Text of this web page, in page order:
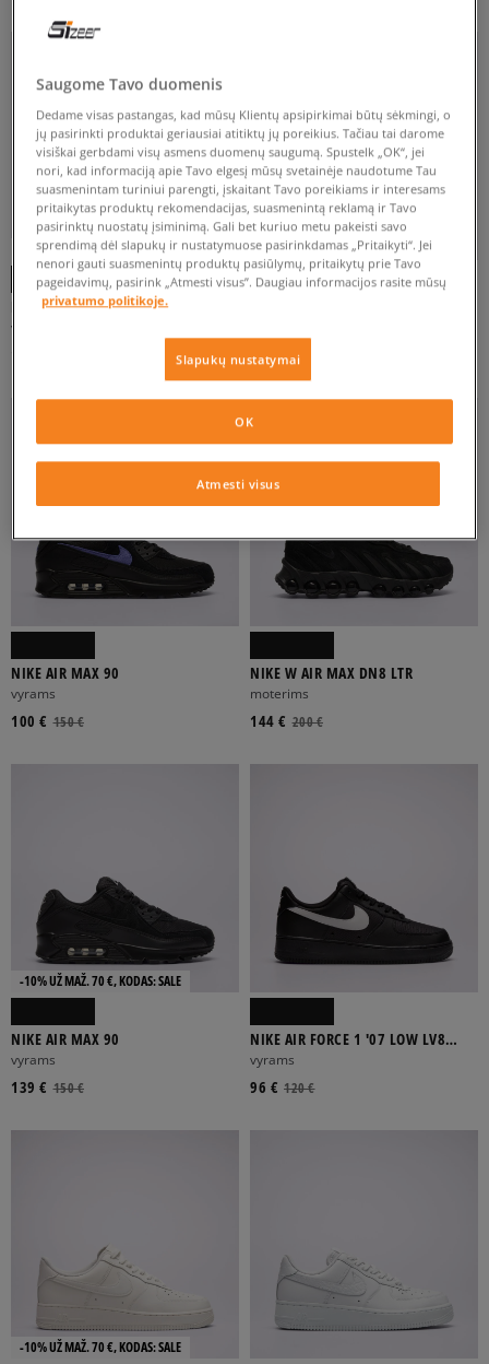
-10% UŽ MAŽ. 70 €, KODAS: SALE
NIKE AIR FORCE 1 '07 LOW ESS 3X
vyrams
-10% UŽ MAŽ. 70 €, KODAS: SALE
120 €
94 €
NIKE AIR MAX 90
vyrams
150 €
100 €
NIKE W AIR MAX DN8 LTR
moterims
200 €
144 €
-10% UŽ MAŽ. 70 €, KODAS: SALE
NIKE AIR MAX 90
vyrams
150 €
139 €
NIKE AIR FORCE 1 '07 LOW LV8
TECH
vyrams
120 €
96 €
-10% UŽ MAŽ. 70 €, KODAS: SALE
Saugome Tavo duomenis
Dedame visas pastangas, kad mūsų Klientų apsipirkimai būtų sėkmingi, o
jų pasirinkti produktai geriausiai atitiktų jų poreikius. Tačiau tai darome
visiškai gerbdami visų asmens duomenų saugumą. Spustelk „OK“, jei
nori, kad informaciją apie Tavo elgesį mūsų svetainėje naudotume Tau
suasmenintam turiniui parengti, įskaitant Tavo poreikiams ir interesams
pritaikytas produktų rekomendacijas, suasmenintą reklamą ir Tavo
pasirinktų nuostatų įsiminimą. Gali bet kuriuo metu pakeisti savo
sprendimą dėl slapukų ir nustatymuose pasirinkdamas „Pritaikyti“. Jei
nenori gauti suasmenintų produktų pasiūlymų, pritaikytų prie Tavo
pageidavimų, pasirink „Atmesti visus”. Daugiau informacijos rasite mūsų
privatumo politikoje.
Slapukų nustatymai
Atmesti visus
OK